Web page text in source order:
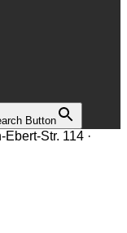
Button
Str. 114 ·